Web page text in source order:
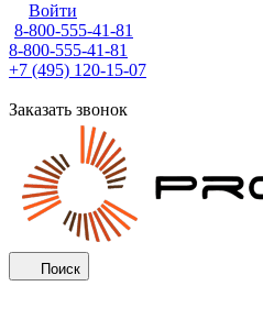
Войти
8-800-555-41-81
8-800-555-41-81
+7 (495) 120-15-07
Заказать звонок
Поиск